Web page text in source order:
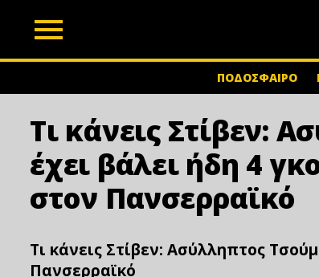
ΠΟΔΟΣΦΑΙΡΟ
Τι κάνεις Στίβεν:
έχει βάλει ήδη 4
στον Πανσερραϊκό
Τι κάνεις Στίβεν: Ασύλληπτος
Πανσερραϊκό